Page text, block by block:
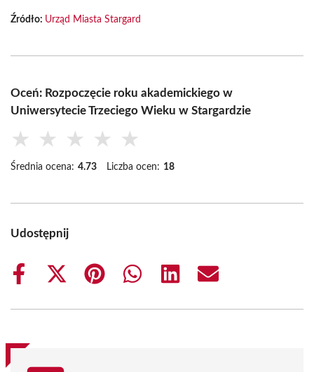
Źródło: Urząd Miasta Stargard
Oceń: Rozpoczęcie roku akademickiego w
Uniwersytecie Trzeciego Wieku w Stargardzie
★ ★ ★ ★ ★
Średnia ocena: 4.73 Liczba ocen: 18
Udostępnij
Share
Share
(Twitter)
Share
Share
Share
Share